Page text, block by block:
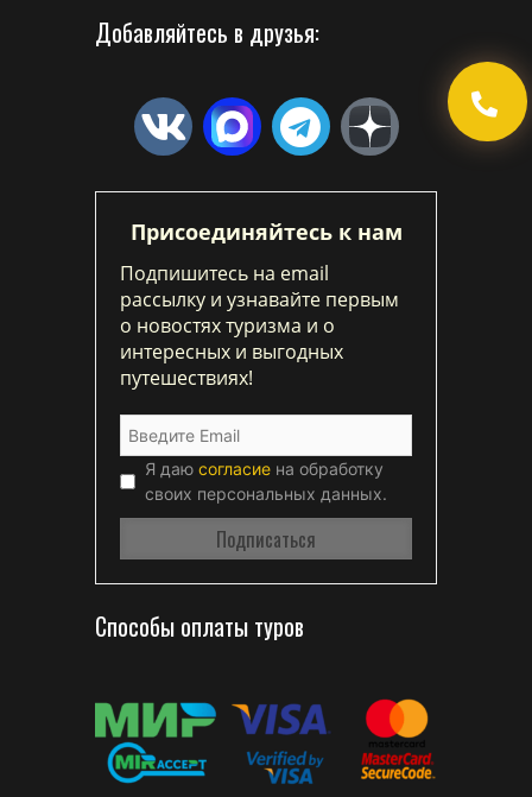
Добавляйтесь в друзья:
Присоединяйтесь к нам
Подпишитесь на email
рассылку и узнавайте первым
о новостях туризма и о
интересных и выгодных
путешествиях!
Я даю согласие на обработку
своих персональных данных.
Способы оплаты туров